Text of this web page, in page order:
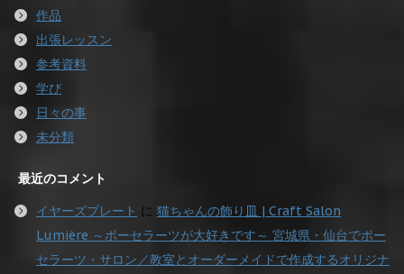
作品
出張レッスン
参考資料
学び
日々の事
未分類
最近のコメント
イヤーズプレート に 猫ちゃんの飾り皿 | Craft Salon
Lumière ～ポーセラーツが大好きです～ 宮城県・仙台でポー
セラーツ・サロン／教室とオーダーメイドで作成するオリジナ